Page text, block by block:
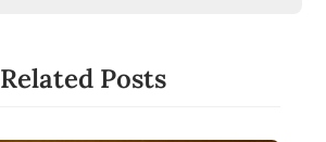
Related Posts